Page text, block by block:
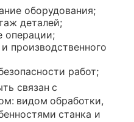
оборудования;
деталей;
операции;
производственного
работ;
связан с
видом обработки,
станка и